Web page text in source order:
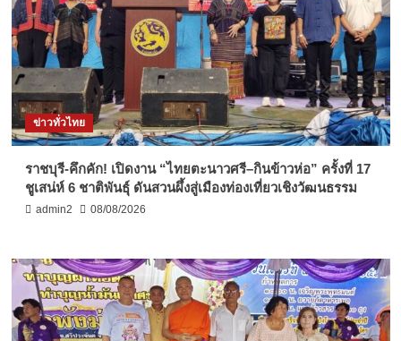
ข่าวทั่วไทย
ราชบุรี-คึกคัก! เปิดงาน “ไทยตะนาวศรี–กินข้าวห่อ” ครั้งที่ 17
ชูเสน่ห์ 6 ชาติพันธุ์ ดันสวนผึ้งสู่เมืองท่องเที่ยวเชิงวัฒนธรรม
admin2 08/08/2026